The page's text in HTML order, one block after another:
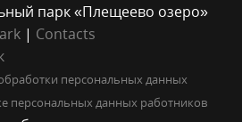
парк «Плещеево озеро»
| Contacts
персональных данных
персональных данных работников